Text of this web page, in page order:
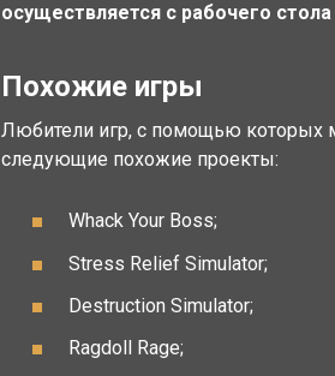
осуществляется с рабочего
Похожие игры
Любители игр, с помощью которых
следующие похожие проекты:
Whack Your Boss;
Stress Relief Simulator;
Destruction Simulator;
Ragdoll Rage;